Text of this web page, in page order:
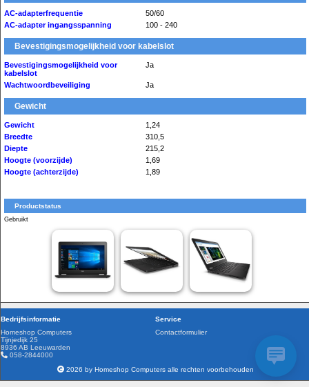
AC-adapterfrequentie
50/60
AC-adapter ingangsspanning
100 - 240
Bevestigingsmogelijkheid voor kabelslot
Bevestigingsmogelijkheid voor
kabelslot
Ja
Wachtwoordbeveiliging Ja
Gewicht
Gewicht
1,24
Breedte
310,5
Diepte
215,2
Hoogte (voorzijde)
1,69
Hoogte (achterzijde)
1,89
Productstatus
Gebruikt
Bedrijfsinformatie
Homeshop Computers
Tijnjedijk 25
8936 AB Leeuwarden
058-2844000
Service
Contactformulier
2026 by Homeshop Computers alle rechten voorbehouden